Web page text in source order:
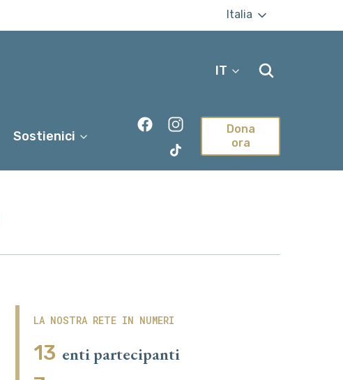
Italia
IT
Sostienici
Dona
ora
LA NOSTRA RETE IN NUMERI
13 enti partecipanti